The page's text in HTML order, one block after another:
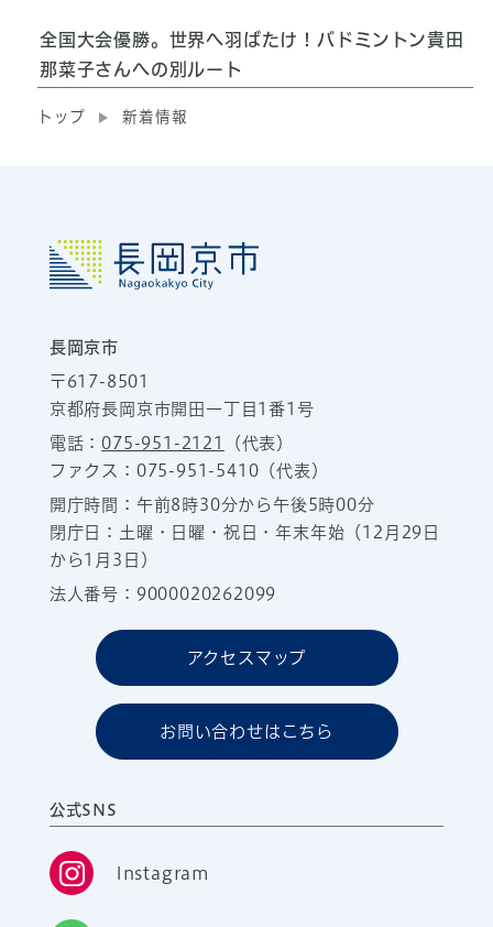
全国大会優勝。世界へ羽ばたけ！バドミントン貴田
那菜子さんへの別ルート
トップ 新着情報
長岡京市
〒617-8501
京都府長岡京市開田一丁目1番1号
電話：075-951-2121
（代表）
ファクス：075-951-5410（代表）
開庁時間：午前8時30分から午後5時00分
閉庁日：土曜・日曜・祝日・年末年始（12月29日
から1月3日）
法人番号：9000020262099
アクセスマップ
お問い合わせはこちら
公式SNS
Instagram